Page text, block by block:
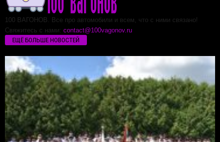
100 ВАГОНОВ. Все про автомобили и всем, что с ними связано!
Свяжитесь с нами: contact@100vagonov.ru
ЕЩЁ БОЛЬШЕ НОВОСТЕЙ